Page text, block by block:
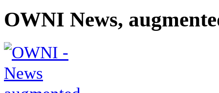
OWNI News,